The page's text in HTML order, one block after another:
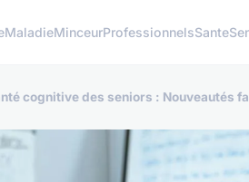
MaladieMinceurProfessionnelsSante
cognitive des seniors : Nouveautés